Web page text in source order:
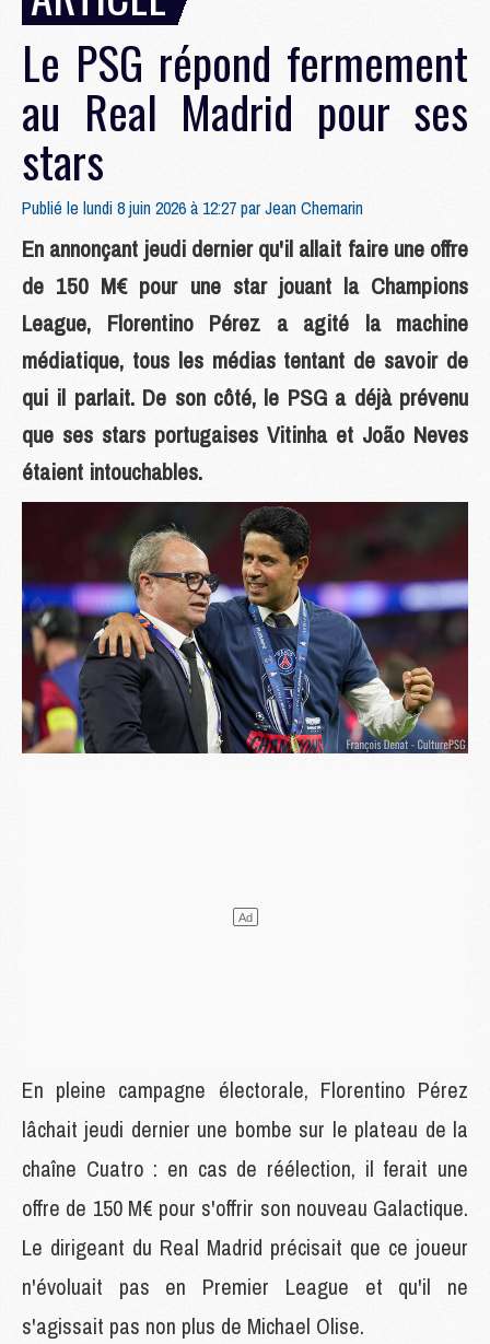
Le PSG répond fermement
au Real Madrid pour ses
stars
Publié le lundi 8 juin 2026 à 12:27 parJean Chemarin
En annonçant jeudi dernier qu'il allait faire une offre
de 150 M€ pour une star jouant la Champions
League, Florentino Pérez a agité la machine
médiatique, tous les médias tentant de savoir de
qui il parlait. De son côté, le PSG a déjà prévenu
que ses stars portugaises Vitinha et João Neves
étaient intouchables.
En pleine campagne électorale, Florentino Pérez
lâchait jeudi dernier une bombe sur le plateau de la
chaîne Cuatro : en cas de réélection, il ferait une
offre de 150 M€ pour s'offrir son nouveau Galactique.
Le dirigeant du Real Madrid précisait que ce joueur
n'évoluait pas en Premier League et qu'il ne
s'agissait pas non plus de Michael Olise.